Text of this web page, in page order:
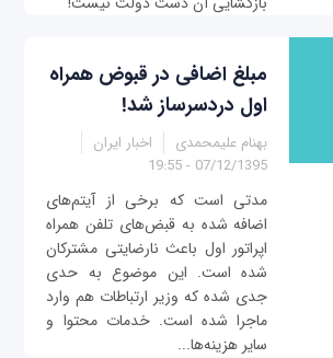
مبلغ اضافی در قبوض همراه
اول دردسرساز شد!
بهنام علیمحمدی
اخبار ایران
07/12/1395 - 19:55
مدتی است که برخی از آیتم‌های
اضافه شده به قبض‌های تلفن همراه
اپراتور اول باعث نارضایتی مشترکان
شده است. این موضوع به حدی
جدی شده که وزیر ارتباطات هم وارد
ماجرا شده است. خدمات محتوا و
سایر هزینه‌ها...